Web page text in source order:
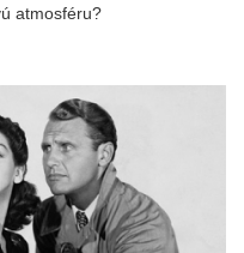
atmosféru?